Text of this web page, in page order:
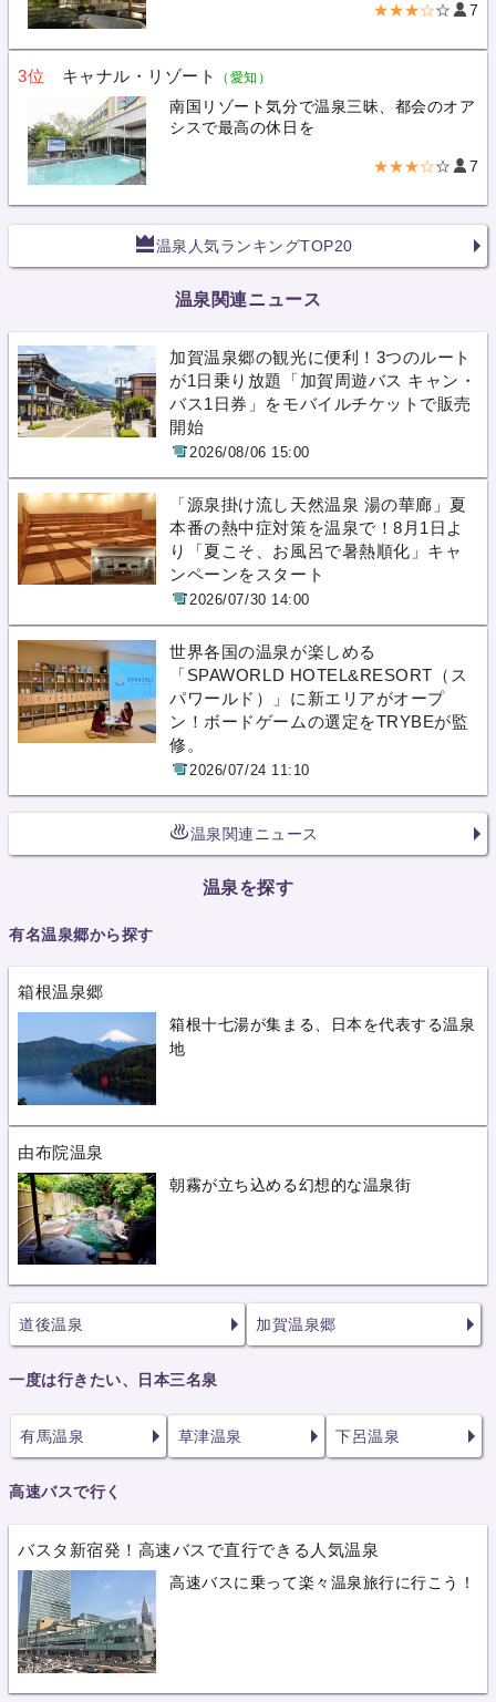
★★★☆☆ 7
3位 キャナル・リゾート （愛知）
南国リゾート気分で温泉三昧、都会のオア
シスで最高の休日を
★★★☆☆ 7
温泉人気ランキングTOP20
温泉関連ニュース
加賀温泉郷の観光に便利！3つのルート
が1日乗り放題「加賀周遊バス キャン・
バス1日券」をモバイルチケットで販売
開始
2026/08/06 15:00
「源泉掛け流し天然温泉 湯の華廊」夏
本番の熱中症対策を温泉で！8月1日よ
り「夏こそ、お風呂で暑熱順化」キャ
ンペーンをスタート
2026/07/30 14:00
世界各国の温泉が楽しめる
「SPAWORLD HOTEL&RESORT（ス
パワールド）」に新エリアがオープ
ン！ボードゲームの選定をTRYBEが監
修。
2026/07/24 11:10
温泉関連ニュース
温泉を探す
有名温泉郷から探す
箱根温泉郷
箱根十七湯が集まる、日本を代表する温泉
地
由布院温泉
朝霧が立ち込める幻想的な温泉街
道後温泉 加賀温泉郷
一度は行きたい、日本三名泉
有馬温泉 草津温泉 下呂温泉
高速バスで行く
バスタ新宿発！高速バスで直行できる人気温泉
高速バスに乗って楽々温泉旅行に行こう！